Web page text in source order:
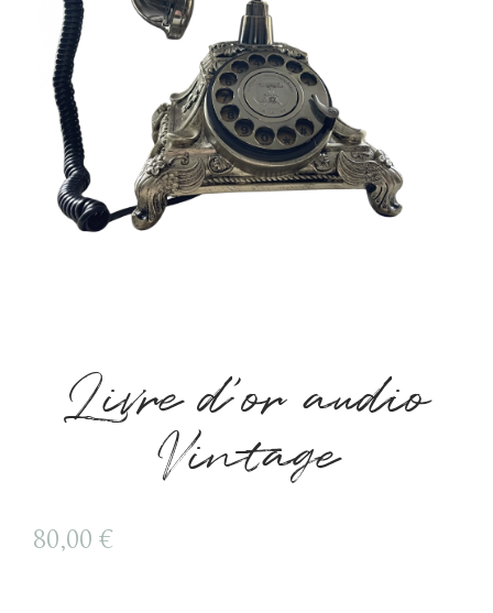
Livre d’or audio
Vintage
80,00 €